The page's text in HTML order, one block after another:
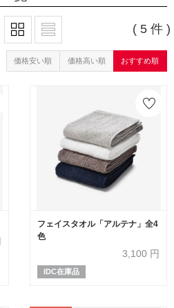
( 5 件 )
価格安い順 価格高い順 おすすめ順
フェイスタオル「アルテナ」全4
色
3,100 円
IDC在庫品